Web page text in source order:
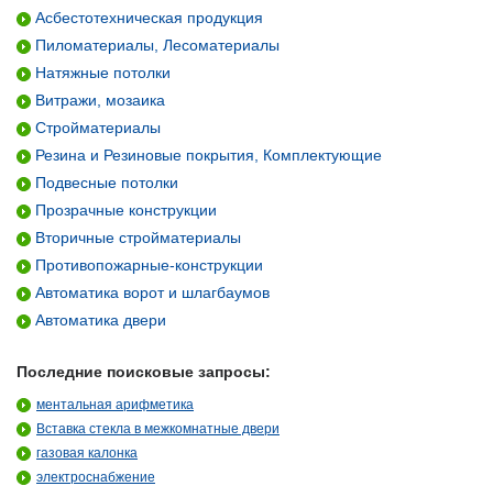
Асбестотехническая продукция
Пиломатериалы, Лесоматериалы
Натяжные потолки
Витражи, мозаика
Стройматериалы
Резина и Резиновые покрытия, Комплектующие
Подвесные потолки
Прозрачные конструкции
Вторичные стройматериалы
Противопожарные-конструкции
Автоматика ворот и шлагбаумов
Автоматика двери
Последние поисковые запросы:
ментальная арифметика
Вставка стекла в межкомнатные двери
газовая калонка
электроснабжение